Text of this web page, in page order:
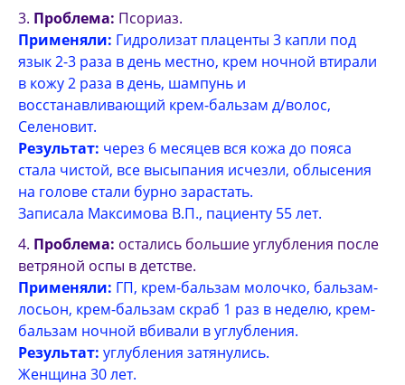
Проблема: Псориаз.
Применяли: Гидролизат плаценты 3 капли под
язык 2-3 раза в день местно, крем ночной втирали
в кожу 2 раза в день, шампунь и
восстанавливающий крем-бальзам д/волос,
Селеновит.
Результат: через 6 месяцев вся кожа до пояса
стала чистой, все высыпания исчезли, облысения
на голове стали бурно зарастать.
Записала Максимова В.П., пациенту 55 лет.
Проблема: остались большие углубления после
ветряной оспы в детстве.
Применяли: ГП, крем-бальзам молочко, бальзам-
лосьон, крем-бальзам скраб 1 раз в неделю, крем-
бальзам ночной вбивали в углубления.
Результат: углубления затянулись.
Женщина 30 лет.